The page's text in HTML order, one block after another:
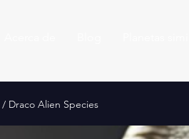
/ Draco Alien Species